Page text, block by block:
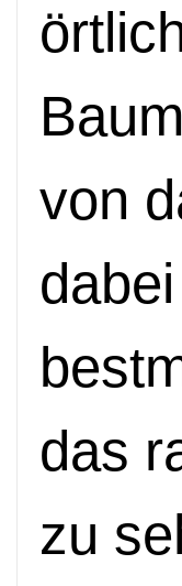
von
das
zu